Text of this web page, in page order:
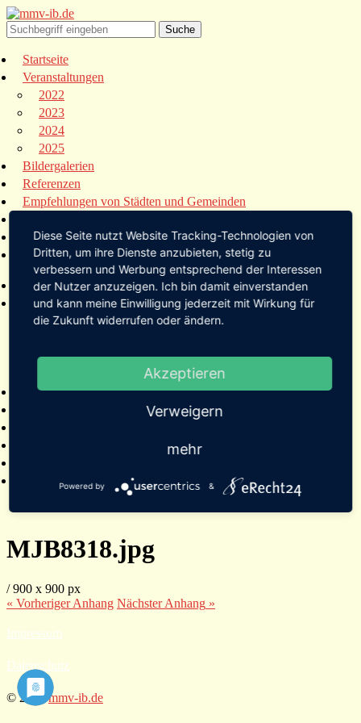
Startseite
Veranstaltungen
2022
2023
2024
2025
Bildergalerien
Referenzen
Empfehlungen von Städten und Gemeinden
Links
Kontakt
Startseite
Veranstaltungen
2022
2024
Bildergalerien
Kontakt
MJB8318.jpg
/900 x 900 px
« VorherigerAnhang NächsterAnhang »
Impressum
Datenschutz
© 2026mmv-ib.de
Diese Seite nutzt Website Tracking-Technologien von
Dritten, um ihre Dienste anzubieten, stetig zu
verbessern und Werbung entsprechend der Interessen
der Nutzer anzuzeigen. Ich bin damit einverstanden
und kann meine Einwilligung jederzeit mit Wirkung für
die Zukunft widerrufen oder ändern.
Akzeptieren
Verweigern
mehr
Powered by &